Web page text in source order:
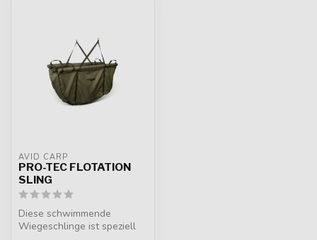
AVID CARP
PRO-TEC FLOTATION
SLING
Diese schwimmende
Wiegeschlinge ist speziell